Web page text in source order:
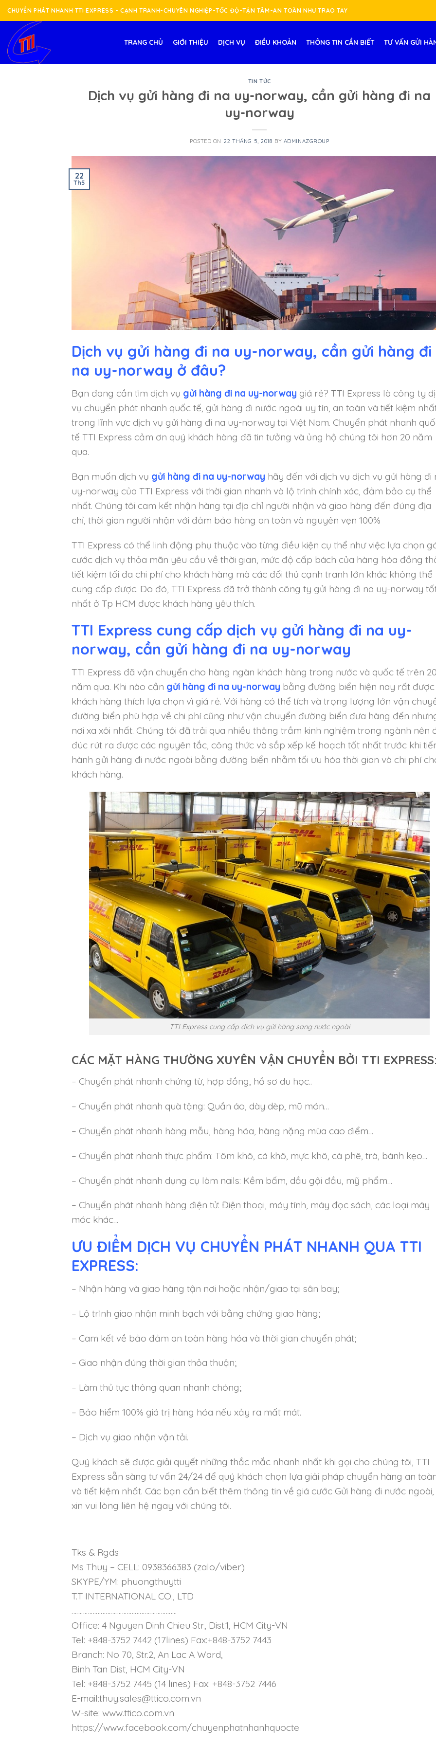
Skip
content
CHUYỂN PHÁT NHANH TTI EXPRESS - CẠNH TRANH-CHUYÊN NGHIỆP-TỐC ĐỘ-TẬN TÂM-AN TOÀN NHƯ TRAO TAY
TRANG CHỦ GIỚI THIỆU DỊCH VỤ ĐIỀU KHOẢN THÔNG TIN CẦN BIẾT TƯ VẤN GỬI
TIN TỨC
Dịch vụ gửi hàng đi na uy-norway, cần gửi hàng đi na
uy-norway
POSTED ON 22 THÁNG 5, 2018 BY ADMINAZGROUP
22
Th5
Dịch vụ gửi hàng đi na uy-norway, cần gửi hàng đi
na uy-norway ở đâu?
Bạn đang cần tìm dịch vụ gửi hàng đi na uy-norway giá rẻ? TTI Express là công ty
vụ chuyển phát nhanh quốc tế, gửi hàng đi nước ngoài uy tín, an toàn và tiết kiệm
trong lĩnh vực dịch vụ gửi hàng đi na uy-norway tại Việt Nam. Chuyển phát nhanh
tế TTI Express cảm ơn quý khách hàng đã tin tưởng và ủng hộ chúng tôi hơn 20 năm
qua.
Bạn muốn dịch vụ gửi hàng đi na uy-norway hãy đến với dịch vụ dịch vụ gửi hàng đi
uy-norway của TTI Express với thời gian nhanh và lộ trình chính xác, đảm bảo cụ thể
nhất. Chúng tôi cam kết nhận hàng tại địa chỉ người nhận và giao hàng đến đúng địa
chỉ, thời gian người nhận với đảm bảo hàng an toàn và nguyên vẹn 100%
TTI Express có thể linh động phụ thuộc vào từng điều kiện cụ thể như việc lựa chọn
cước dịch vụ thỏa mãn yêu cầu về thời gian, mức độ cấp bách của hàng hóa đồng
tiết kiệm tối đa chi phí cho khách hàng mà các đối thủ cạnh tranh lớn khác không thể
cung cấp được. Do đó, TTI Express đã trở thành công ty gửi hàng đi na uy-norway
nhất ở Tp HCM được khách hàng yêu thích.
TTI Express cung cấp dịch vụ gửi hàng đi na uy-
norway, cần gửi hàng đi na uy-norway
TTI Express đã vận chuyển cho hàng ngàn khách hàng trong nước và quốc tế trên 20
năm qua. Khi nào cần gửi hàng đi na uy-norway bằng đường biển hiện nay rất được
khách hàng thích lựa chọn vì giá rẻ. Với hàng có thể tích và trọng lượng lớn vận
đường biển phù hợp về chi phí cũng như vận chuyển đường biển đưa hàng đến
nơi xa xôi nhất. Chúng tôi đã trải qua nhiều thăng trầm kinh nghiệm trong ngành nên
đúc rút ra được các nguyên tắc, công thức và sắp xếp kế hoạch tốt nhất trước khi
hành gửi hàng đi nước ngoài bằng đường biển nhằm tối ưu hóa thời gian và chi phí
khách hàng.
TTI Express cung cấp dịch vụ gửi hàng sang nước ngoài
CÁC MẶT HÀNG THƯỜNG XUYÊN VẬN CHUYỂN BỞI TTI EXPRESS:
– Chuyển phát nhanh chứng từ, hợp đồng, hồ sơ du học..
– Chuyển phát nhanh quà tặng: Quần áo, dày dèp, mũ món…
– Chuyển phát nhanh hàng mẫu, hàng hóa, hàng nặng mùa cao điểm…
– Chuyển phát nhanh thực phẩm: Tôm khô, cá khô, mực khô, cà phê, trà, bánh kẹo…
– Chuyển phát nhanh dụng cụ làm nails: Kềm bấm, dầu gội đầu, mỹ phẩm…
– Chuyển phát nhanh hàng điện tử: Điện thoại, máy tính, máy đọc sách, các loại máy
móc khác…
ƯU ĐIỂM DỊCH VỤ CHUYỂN PHÁT NHANH QUA TTI
EXPRESS:
– Nhận hàng và giao hàng tận nơi hoặc nhận/giao tại sân bay;
– Lộ trình giao nhận minh bạch với bằng chứng giao hàng;
– Cam kết về bảo đảm an toàn hàng hóa và thời gian chuyển phát;
– Giao nhận đúng thời gian thỏa thuận;
– Làm thủ tục thông quan nhanh chóng;
– Bảo hiểm 100% giá trị hàng hóa nếu xảy ra mất mát.
– Dịch vụ giao nhận vận tải.
Quý khách sẽ được giải quyết những thắc mắc nhanh nhất khi gọi cho chúng tôi, TTI
Express sẵn sàng tư vấn 24/24 để quý khách chọn lựa giải pháp chuyển hàng an
và tiết kiệm nhất. Các bạn cần biết thêm thông tin về giá cước Gửi hàng đi nước ngoài,
xin vui lòng liên hệ ngay với chúng tôi.
Tks & Rgds
Ms Thuy – CELL: 0938366383 (zalo/viber)
SKYPE/YM: phuongthuytti
T.T INTERNATIONAL CO., LTD
………………………………………………………..
Office: 4 Nguyen Dinh Chieu Str, Dist.1, HCM City-VN
Tel: +848-3752 7442 (17lines) Fax:+848-3752 7443
Branch: No 70, Str.2, An Lac A Ward,
Binh Tan Dist, HCM City-VN
Tel: +848-3752 7445 (14 lines) Fax: +848-3752 7446
E-mail:thuy.sales@ttico.com.vn
W-site: www.ttico.com.vn
https://www.facebook.com/chuyenphatnhanhquocte